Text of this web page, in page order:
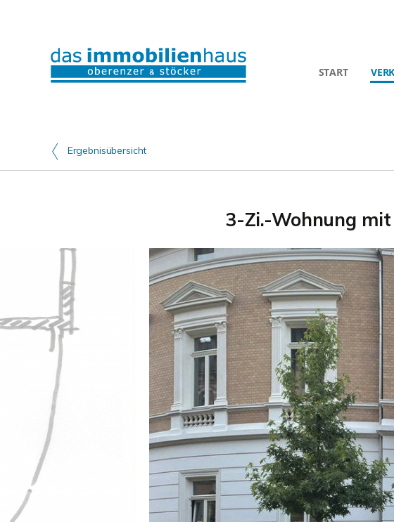
START
Ergebnisübersicht
3-Zi.-Wohnung